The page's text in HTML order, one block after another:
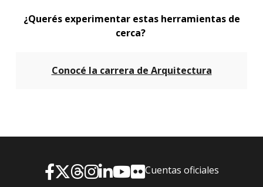
¿Querés experimentar estas herramientas de
cerca?
Conocé la carrera de Arquitectura
Cuentas oficiales